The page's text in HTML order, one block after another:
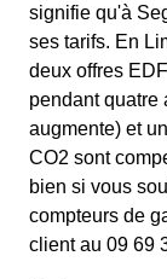
signifie qu'à
ses tarifs. En
deux offres
pendant quatre
augmente) et
CO2 sont
bien si vous
compteurs de
client au 09 69